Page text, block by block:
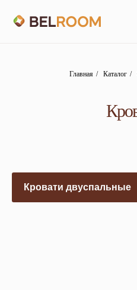
Главная / Каталог /